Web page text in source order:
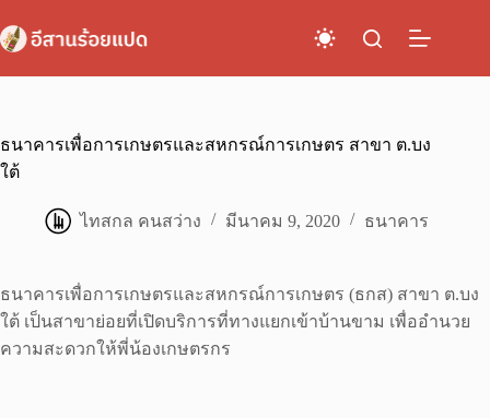
to
content
ธนาคารเพื่อการเกษตรและสหกรณ์การเกษตร สาขา ต.บง
ใต้
ไทสกล คนสว่าง มีนาคม 9, 2020 ธนาคาร
ธนาคารเพื่อการเกษตรและสหกรณ์การเกษตร (ธกส) สาขา ต.บง
ใต้ เป็นสาขาย่อยที่เปิดบริการที่ทางแยกเข้าบ้านขาม เพื่ออำนวย
ความสะดวกให้พี่น้องเกษตรกร